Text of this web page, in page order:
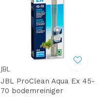
JBL
JBL ProClean Aqua Ex 45-
70 bodemreiniger